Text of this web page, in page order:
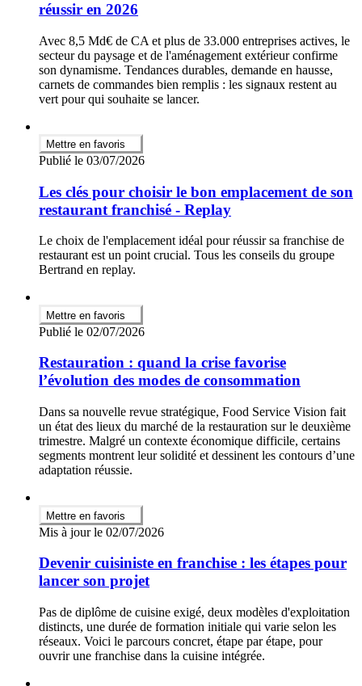
réussir en 2026
Avec 8,5 Md€ de CA et plus de 33.000 entreprises actives, le
secteur du paysage et de l'aménagement extérieur confirme
son dynamisme. Tendances durables, demande en hausse,
carnets de commandes bien remplis : les signaux restent au
vert pour qui souhaite se lancer.
Mettre en favoris
Publié le 03/07/2026
Les clés pour choisir le bon emplacement de son
restaurant franchisé - Replay
Le choix de l'emplacement idéal pour réussir sa franchise de
restaurant est un point crucial. Tous les conseils du groupe
Bertrand en replay.
Mettre en favoris
Publié le 02/07/2026
Restauration : quand la crise favorise
l’évolution des modes de consommation
Dans sa nouvelle revue stratégique, Food Service Vision fait
un état des lieux du marché de la restauration sur le deuxième
trimestre. Malgré un contexte économique difficile, certains
segments montrent leur solidité et dessinent les contours d’une
adaptation réussie.
Mettre en favoris
Mis à jour le 02/07/2026
Devenir cuisiniste en franchise : les étapes pour
lancer son projet
Pas de diplôme de cuisine exigé, deux modèles d'exploitation
distincts, une durée de formation initiale qui varie selon les
réseaux. Voici le parcours concret, étape par étape, pour
ouvrir une franchise dans la cuisine intégrée.